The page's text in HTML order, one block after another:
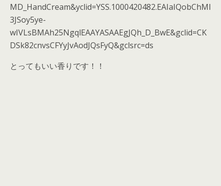
MD_HandCream&yclid=YSS.1000420482.EAIaIQobChMI
3JSoy5ye-
wIVLsBMAh25NgqlEAAYASAAEgJQh_D_BwE&gclid=CK
DSk82cnvsCFYyJvAodJQsFyQ&gclsrc=ds
とってもいい香りです！！